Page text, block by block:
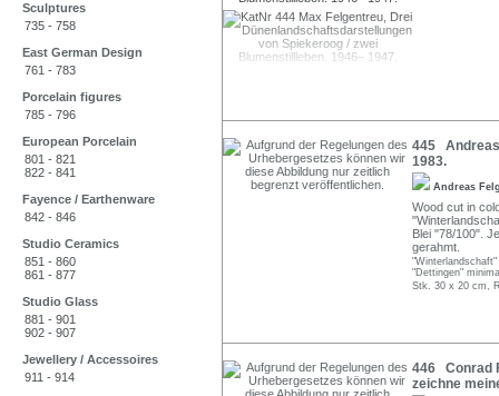
Sculptures
735 - 758
East German Design
761 - 783
Porcelain figures
785 - 796
European Porcelain
801 - 821
822 - 841
Fayence / Earthenware
842 - 846
Studio Ceramics
851 - 860
861 - 877
Studio Glass
881 - 901
902 - 907
Jewellery / Accessoires
911 - 914
445 Andreas
1983.
Andreas
Wood cut in
Blei "78/100".
gerahmt.
"Dettingen"
Stk. 30 x 20 cm,
446 Conrad
zeichne